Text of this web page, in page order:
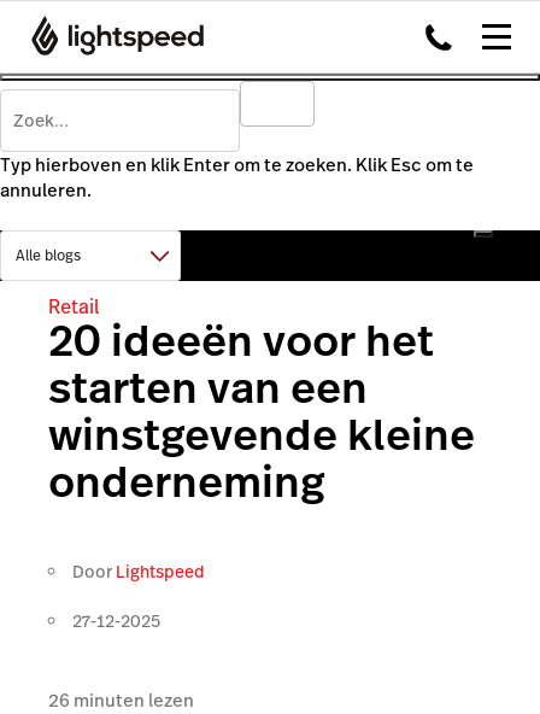
Typ hierboven en klik Enter om te zoeken. Klik Esc om te
annuleren.
Retail
20 ideeën voor het
starten van een
winstgevende kleine
onderneming
Door Lightspeed
27-12-2025
26 minuten lezen